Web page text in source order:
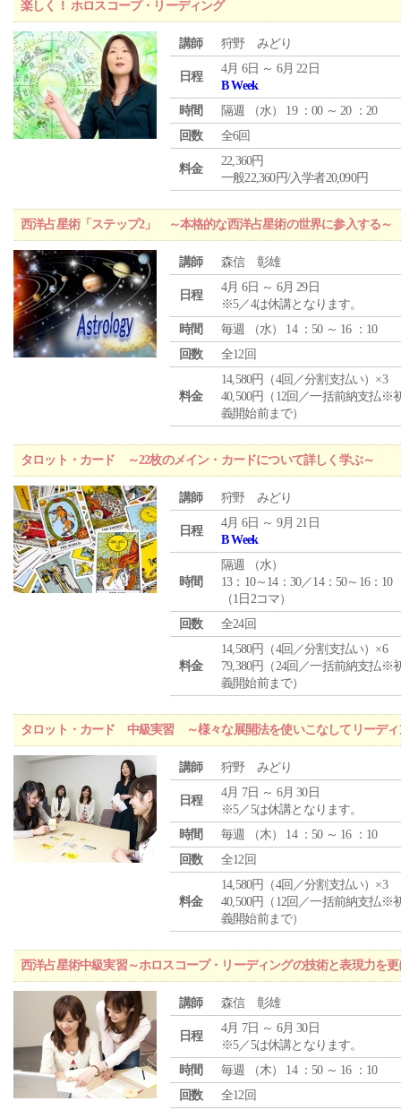
楽しく！ ホロスコープ・リーディング
講師 狩野 みどり
日程
4月 6日 ～ 6月 22日
B Week
時間
隔週 （水） 19 ：00 ～ 20 ：20
回数
全6回
料金
22,360円
一般22,360円/入学者20,090円
西洋占星術「ステップ2」 ～本格的な西洋占星術の世界に参入する～
講師 森信 彰雄
日程
4月 6日 ～ 6月 29日
※5／4は休講となります。
時間
毎週 （水） 14 ：50 ～ 16 ：10
回数
全12回
料金
14,580円（4回／分割支払い）×3
40,500円（12回／一括前納支払※
義開始前まで）
タロット・カード ～22枚のメイン・カードについて詳しく学ぶ～
講師 狩野 みどり
日程
4月 6日 ～ 9月 21日
B Week
時間
隔週 （水）
13：10～14：30／14：50～16：10
（1日2コマ）
回数
全24回
料金
14,580円（4回／分割支払い）×6
79,380円（24回／一括前納支払※
義開始前まで）
タロット・カード 中級実習 ～様々な展開法を使いこなしてリーディ
講師 狩野 みどり
日程
4月 7日 ～ 6月 30日
※5／5は休講となります。
時間
毎週 （木） 14 ：50 ～ 16 ：10
回数
全12回
料金
14,580円（4回／分割支払い）×3
40,500円（12回／一括前納支払※
義開始前まで）
西洋占星術中級実習～ホロスコープ・リーディングの技術と表現力を
講師 森信 彰雄
日程
4月 7日 ～ 6月 30日
※5／5は休講となります。
時間
毎週 （木） 14 ：50 ～ 16 ：10
回数
全12回